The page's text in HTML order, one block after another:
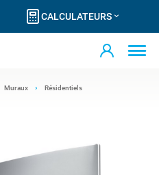
CALCULATEURS
Muraux Résidentiels